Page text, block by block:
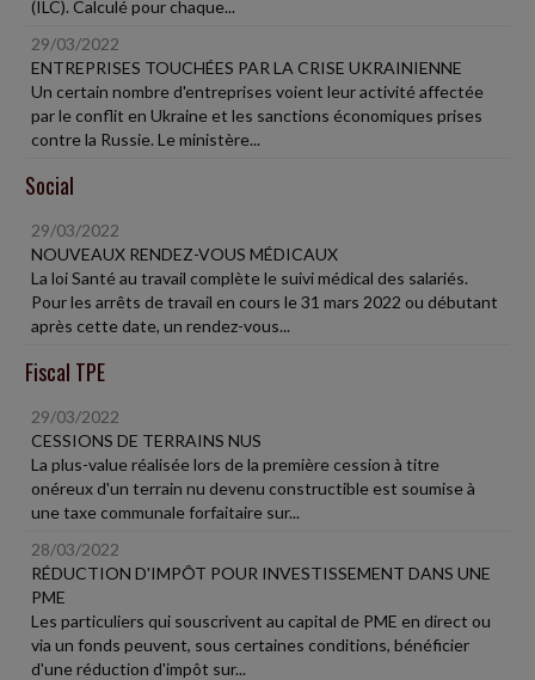
(ILC). Calculé pour chaque...
29/03/2022
ENTREPRISES TOUCHÉES PAR LA CRISE UKRAINIENNE
Un certain nombre d'entreprises voient leur activité affectée
par le conflit en Ukraine et les sanctions économiques prises
contre la Russie. Le ministère...
Social
29/03/2022
NOUVEAUX RENDEZ-VOUS MÉDICAUX
La loi Santé au travail complète le suivi médical des salariés.
Pour les arrêts de travail en cours le 31 mars 2022 ou débutant
après cette date, un rendez-vous...
Fiscal TPE
29/03/2022
CESSIONS DE TERRAINS NUS
La plus-value réalisée lors de la première cession à titre
onéreux d'un terrain nu devenu constructible est soumise à
une taxe communale forfaitaire sur...
28/03/2022
RÉDUCTION D'IMPÔT POUR INVESTISSEMENT DANS UNE
PME
Les particuliers qui souscrivent au capital de PME en direct ou
via un fonds peuvent, sous certaines conditions, bénéficier
d'une réduction d'impôt sur...